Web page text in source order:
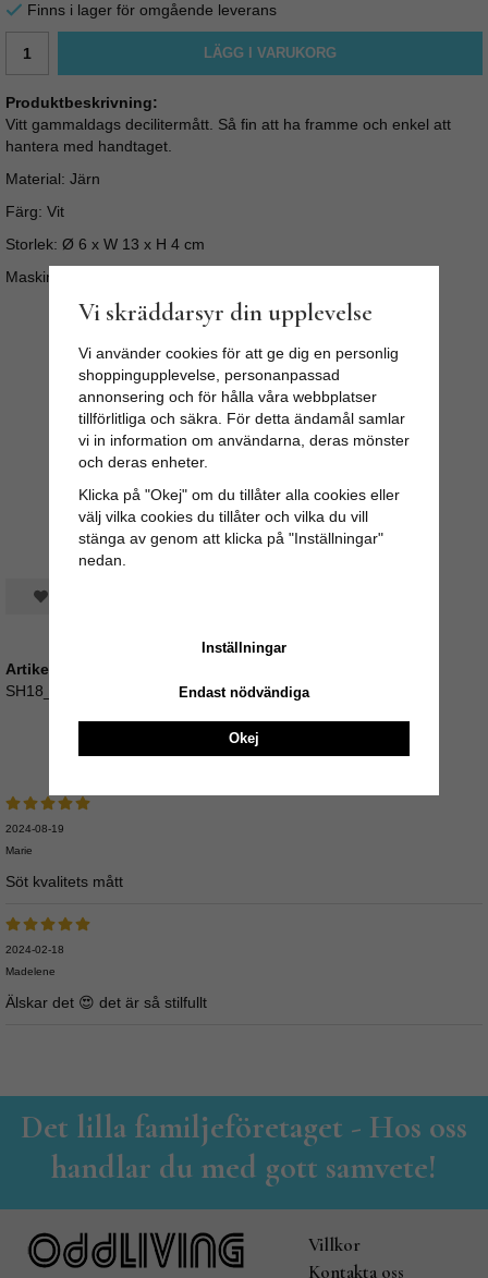
Finns i lager för omgående leverans
LÄGG I VARUKORG
Produktbeskrivning:
Vitt gammaldags decilitermått. Så fin att ha framme och enkel att
hantera med handtaget.
Material: Järn
Färg: Vit
Storlek: Ø 6 x W 13 x H 4 cm
Maskindisk rekomenderas ej.
Spara som favorit
Artikelnummer:
SH18_619101
/5 baserat på
2024-08-19
Marie
Söt kvalitets mått
2024-02-18
Madelene
Älskar det 😍 det är så stilfullt
Det lilla familjeföretaget - Hos oss
handlar du med gott samvete!
Villkor
Kontakta oss
Vi skräddarsyr din upplevelse
Vi använder cookies för att ge dig en personlig
shoppingupplevelse, personanpassad
annonsering och för hålla våra webbplatser
tillförlitliga och säkra. För detta ändamål samlar
vi in information om användarna, deras mönster
och deras enheter.
Klicka på "Okej" om du tillåter alla cookies eller
välj vilka cookies du tillåter och vilka du vill
stänga av genom att klicka på "Inställningar"
nedan.
Inställningar
Endast nödvändiga
Okej